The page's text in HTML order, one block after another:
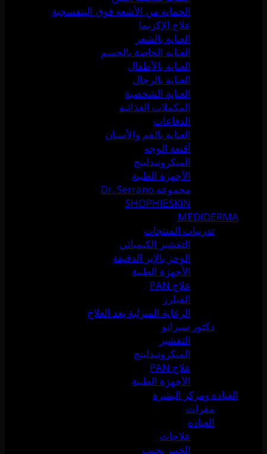
الحماية من الأشعة فوق البنفسجية
علاج الإكزيما
العناية بالشعر
العناية الخاصة بالجسم
العناية بالأطفال
العناية بالرجال
العناية الشخصية
المكملات الغذائية
الدفاعات
العناية بالفم والأسنان
أقنعة الوجه
الميكرونيدلينج
الأجهزة الطبية
مجموعة Dr. Serrano
SHOPHIESKIN
MEDIDERMA
تدريبات المنتجات
التقشير الكيميائي
الوخز بالإبر الدقيقة
الأجهزة الطبية
علاج PAN
الفيلرز
الرعاية المنزلية بعد العلاج
دكتور سيرانو
التقشير
الميكرونيدلينج
علاج PAN
الأجهزة الطبية
العيادة ومركز البشرة
مقرات
العيادة
علاجات
الخبير يجيب